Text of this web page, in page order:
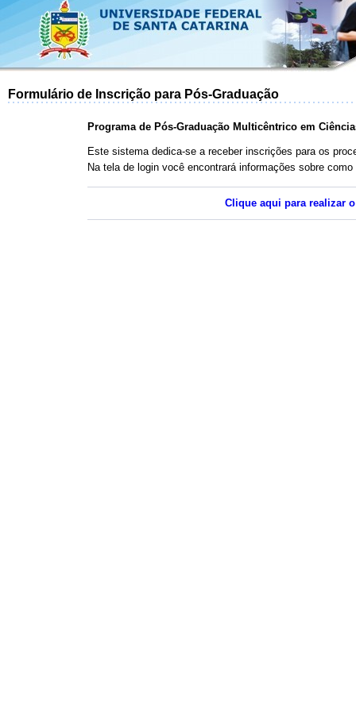
Formulário de Inscrição para Pós-Graduação
Programa de Pós-Graduação Multicêntrico em
Este sistema dedica-se a receber inscrições para os
Na tela de login você encontrará informações sobre
Clique aqui para realizar